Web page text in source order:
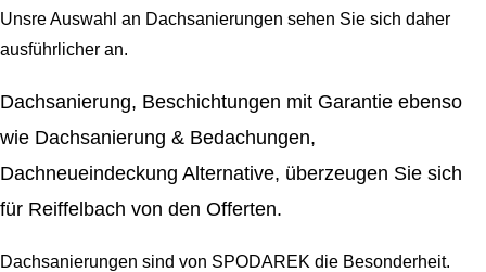
Unsre Auswahl an Dachsanierungen sehen Sie sich daher
ausführlicher an.
Dachsanierung, Beschichtungen mit Garantie ebenso
wie Dachsanierung & Bedachungen,
Dachneueindeckung Alternative, überzeugen Sie sich
für Reiffelbach von den Offerten.
Dachsanierungen sind von SPODAREK die Besonderheit.